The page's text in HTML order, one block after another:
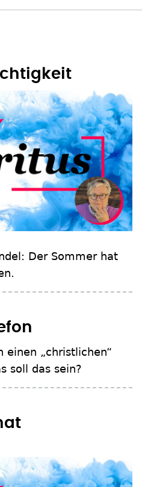
Der Sommer hat
einen „christlichen“
soll das sein?